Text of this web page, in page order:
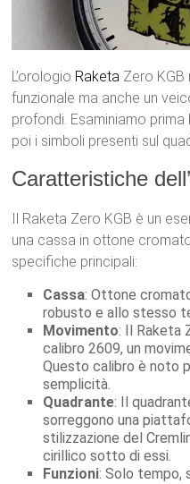
L’orologio Raketa Zero
funzionale ma anche un
profondi. Esaminiamo
poi i simboli presenti sul
Caratteristiche
Il Raketa Zero KGB è un
una cassa in ottone
specifiche principali:
Cassa: Ottone
robusto e allo stesso
Movimento: Il Raketa
calibro 2609, un
Questo calibro è noto
semplicità.
Quadrante: Il
sorreggono una
stilizzazione del
cirillico sotto di essi.
Funzioni: Solo tempo,